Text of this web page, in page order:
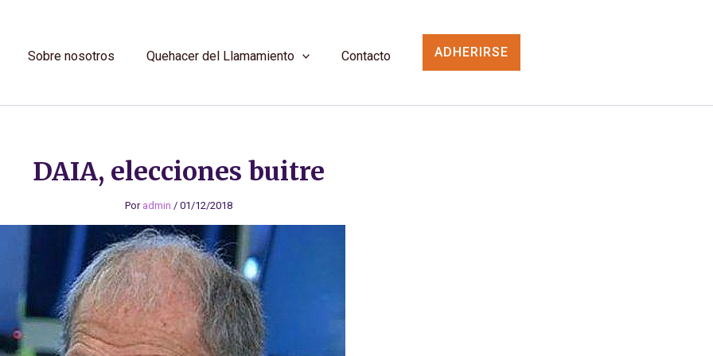
Sobre nosotros Quehacer del Llamamiento Contacto ADHERIRSE
DAIA, elecciones buitre
Por admin / 01/12/2018